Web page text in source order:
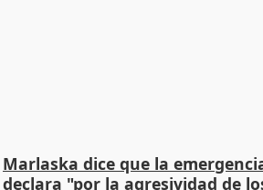
Marlaska dice que la
declara "por la agresividad de